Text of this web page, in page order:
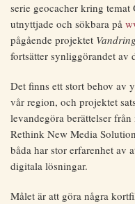
serie geocacher kring
utnyttjade och sökbara på
pågående projektet
fortsätter synliggörandet av
Det finns ett stort behov av
vår region, och projektet
levandegöra berättelser
Rethink New Media
båda har stor erfarenhet av
digitala lösningar.
Målet är att göra några